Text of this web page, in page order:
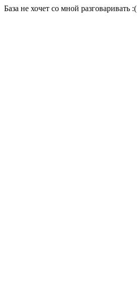
База не хочет со мной разговаривать :(